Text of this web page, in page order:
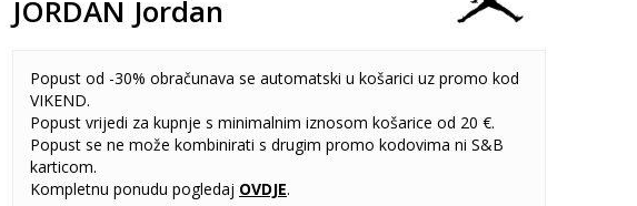
JORDAN Jordan
Popust od -30% obračunava se automatski u košarici uz promo kod
VIKEND.
Popust vrijedi za kupnje s minimalnim iznosom košarice od 20 €.
Popust se ne može kombinirati s drugim promo kodovima ni S&B
karticom.
Kompletnu ponudu pogledaj OVDJE.